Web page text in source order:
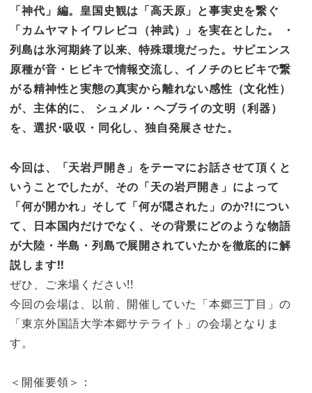
「神代」編。皇国史観は「高天原」と事実史を繋ぐ
「カムヤマトイワレビコ（神武）」を実在とした。 ・
列島は氷河期終了以来、特殊環境だった。サピエンス
原種が音・ヒビキで情報交流し、イノチのヒビキで繋
がる精神性と実態の真実から離れない感性（文化性）
が、主体的に、 シュメル・ヘブライの文明（利器）
を、選択･吸収・同化し、独自発展させた。
今回は、「天岩戸開き」をテーマにお話させて頂くと
いうことでしたが、その「天の岩戸開き」によって
「何が開かれ」そして「何が隠された」のか?!につい
て、日本国内だけでなく、その背景にどのような物語
が大陸・半島・列島で展開されていたかを徹底的に解
説します!!
ぜひ、ご来場ください!!
今回の会場は、以前、開催していた「本郷三丁目」の
「東京外国語大学本郷サテライト」の会場となりま
す。
＜開催要領＞：